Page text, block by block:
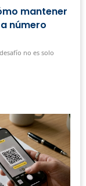
mantener
número
no es solo